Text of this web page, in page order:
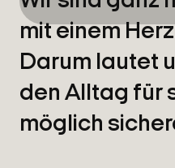
mit einem
Darum lautet
den Alltag für
möglich